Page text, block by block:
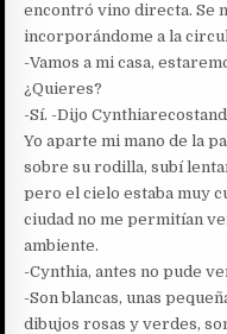
encontró vino directa. Se
incorporándome a la
-Vamos a mi casa,
¿Quieres?
-Sí. -Dijo
Yo aparte mi mano de la
sobre su rodilla, subí
pero el cielo estaba muy
ciudad no me permitían
ambiente.
-Cynthia, antes no pude
-Son blancas, unas
dibujos rosas y verdes,